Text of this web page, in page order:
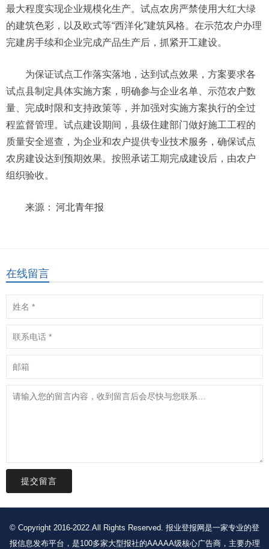
最大程度实现企业规模化生产。试点农房严禁使用大红大绿
的建筑色彩，以及欧式等“西洋化”建筑风格。在示范农户办理
完建房手续和企业完成产品生产后，抓紧开工建设。
为保证试点工作落实落地，达到试点效果，方案要求各
试点县制定具体实施方案，明确参与企业名单、示范农户数
量、完成时限和支持政策等，并加强对实施方案执行的全过
程监督管理。试点建设期间，县级住建部门做好施工工程的
质量安全巡查，为企业和农户提供专业技术服务，确保试点
农房建设达到预期效果。按照承诺工期完成建设后，由农户
组织验收。
来源： 河北青年报
在线留言
提交留言
© Copyright 2016-2022.All Rights Reserved. 报业登报网是一家专业的登
报信息发布平台，是100多家大型报社的AAAAA级核心广告商，主要办理